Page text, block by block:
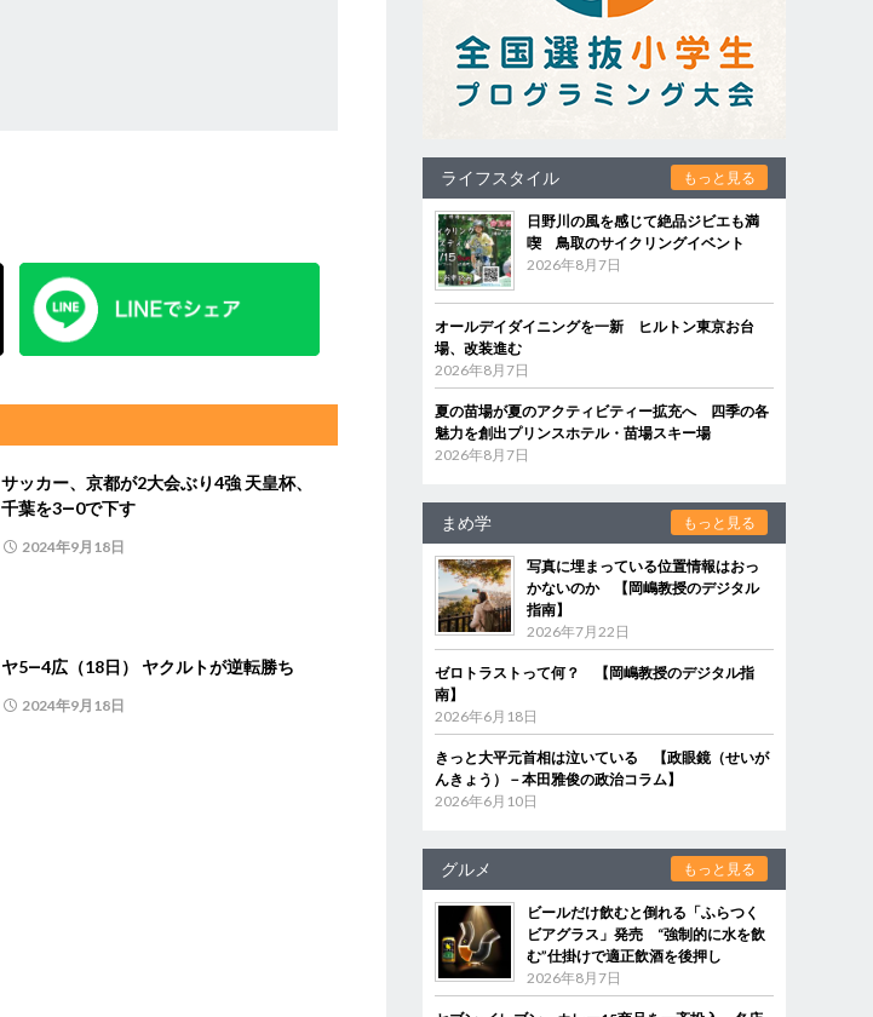
サッカー、京都が2大会ぶり4強 天皇杯、
千葉を3―0で下す
2024年9月18日
ヤ5―4広（18日） ヤクルトが逆転勝ち
2024年9月18日
ライフスタイル もっと見る
日野川の風を感じて絶品ジビエも満
喫 鳥取のサイクリングイベント
2026年8月7日
オールデイダイニングを一新 ヒルトン東京お台
場、改装進む
2026年8月7日
夏の苗場が夏のアクティビティー拡充へ 四季の各
魅力を創出プリンスホテル・苗場スキー場
2026年8月7日
まめ学 もっと見る
写真に埋まっている位置情報はおっ
かないのか 【岡嶋教授のデジタル
指南】
2026年7月22日
ゼロトラストって何？ 【岡嶋教授のデジタル指
南】
2026年6月18日
きっと大平元首相は泣いている 【政眼鏡（せいが
んきょう）－本田雅俊の政治コラム】
2026年6月10日
グルメ もっと見る
ビールだけ飲むと倒れる「ふらつく
ビアグラス」発売 “強制的に水を飲
む”仕掛けで適正飲酒を後押し
2026年8月7日